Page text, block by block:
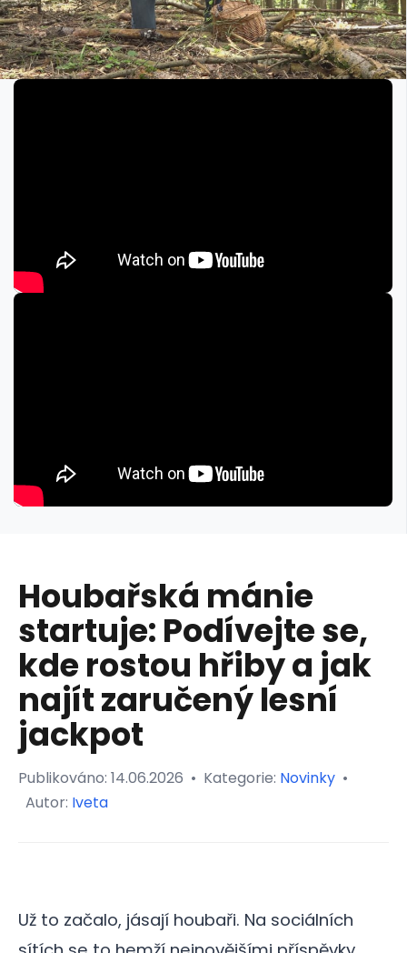
Houbařská mánie
startuje: Podívejte se,
kde rostou hřiby a jak
najít zaručený lesní
jackpot
Publikováno: 14.06.2026 • Kategorie: Novinky •
Autor: Iveta
Už to začalo, jásají houbaři. Na sociálních